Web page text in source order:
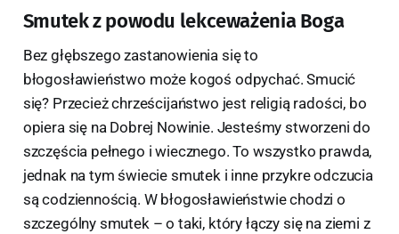
Smutek z powodu lekceważenia Boga
Bez głębszego zastanowienia się to
błogosławieństwo może kogoś odpychać. Smucić
się? Przecież chrześcijaństwo jest religią radości, bo
opiera się na Dobrej Nowinie. Jesteśmy stworzeni do
szczęścia pełnego i wiecznego. To wszystko prawda,
jednak na tym świecie smutek i inne przykre odczucia
są codziennością. W błogosławieństwie chodzi o
szczególny smutek – o taki, który łączy się na ziemi z